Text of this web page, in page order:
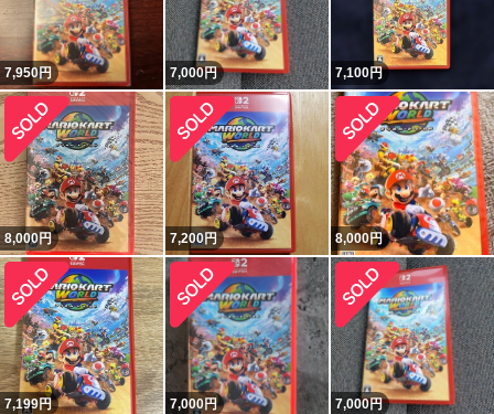
7,950円 7,000円 7,100円
8,000円 7,200円 8,000円
7,199円 7,000円 7,000円